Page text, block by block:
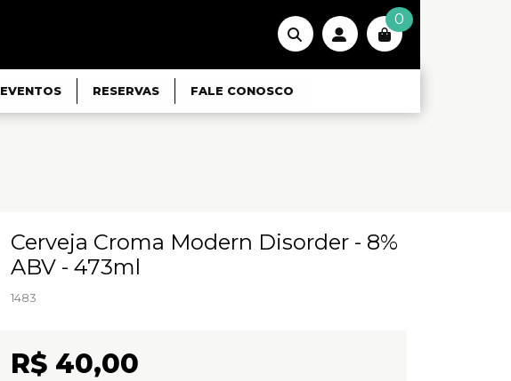
0
EVENTOS RESERVAS FALE CONOSCO
Cerveja Croma Modern Disorder - 8%
ABV - 473ml
1483
R$ 40,00